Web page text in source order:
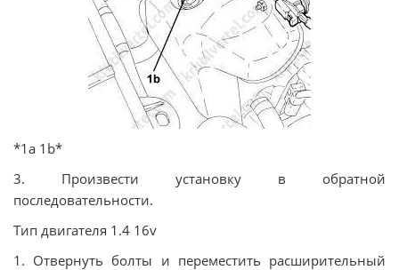
*1а 1b*
3. Произвести установку в обратной
последовательности.
Тип двигателя 1.4 16v
1. Отвернуть болты и переместить расширительный